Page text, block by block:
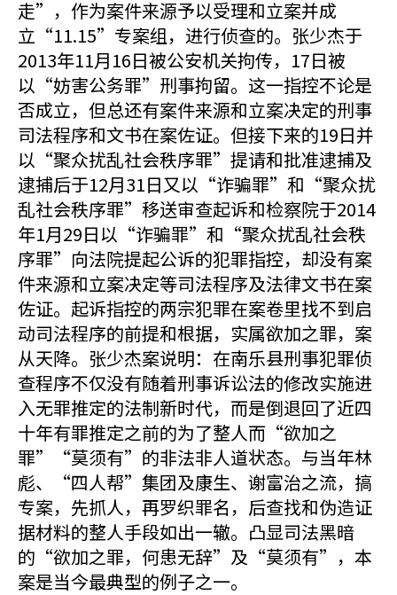
走”，作为案件来源予以受理和立案并成
立“11.15”专案组，进行侦查的。张少杰于
2013年11月16日被公安机关拘传，17日被
以“妨害公务罪”刑事拘留。这一指控不论是
否成立，但总还有案件来源和立案决定的刑事
司法程序和文书在案佐证。但接下来的19日并
以“聚众扰乱社会秩序罪”提请和批准逮捕及
逮捕后于12月31日又以“诈骗罪”和“聚众扰
乱社会秩序罪”移送审查起诉和检察院于2014
年1月29日以“诈骗罪”和“聚众扰乱社会秩
序罪”向法院提起公诉的犯罪指控，却没有案
件来源和立案决定等司法程序及法律文书在案
佐证。起诉指控的两宗犯罪在案卷里找不到启
动司法程序的前提和根据，实属欲加之罪，案
从天降。张少杰案说明：在南乐县刑事犯罪侦
查程序不仅没有随着刑事诉讼法的修改实施进
入无罪推定的法制新时代，而是倒退回了近四
十年有罪推定之前的为了整人而“欲加之
罪”“莫须有”的非法非人道状态。与当年林
彪、“四人帮”集团及康生、谢富治之流，搞
专案，先抓人，再罗织罪名，后查找和伪造证
据材料的整人手段如出一辙。凸显司法黑暗
的“欲加之罪，何患无辞”及“莫须有”，本
案是当今最典型的例子之一。